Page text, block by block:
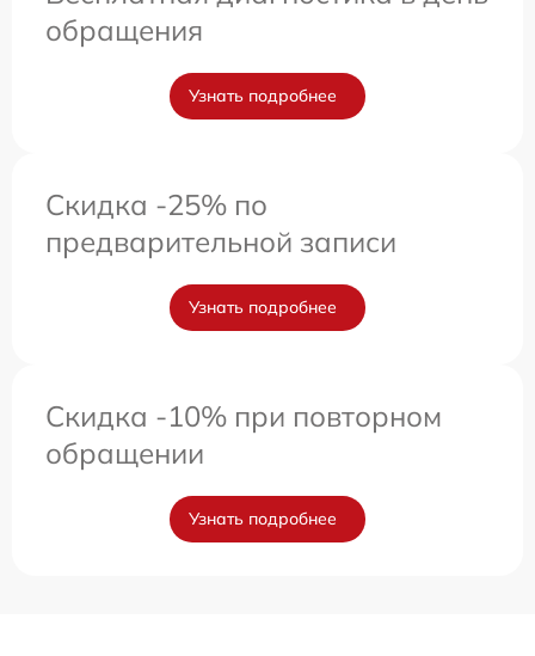
обращения
Узнать подробнее
Скидка -25% по
предварительной записи
Узнать подробнее
Скидка -10% при повторном
обращении
Узнать подробнее